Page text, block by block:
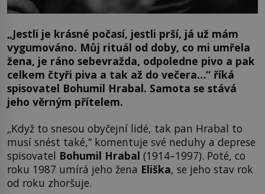
„Jestli je krásné počasí, jestli prší, já už mám
vygumováno. Můj rituál od doby, co mi umřela
žena, je ráno sebevražda, odpoledne pivo a pak
celkem čtyři piva a tak až do večera…“ říká
spisovatel Bohumil Hrabal. Samota se stává
jeho věrným přítelem.
„Když to snesou obyčejní lidé, tak pan Hrabal to
musí snést také,“ komentuje své neduhy a deprese
spisovatel Bohumil Hrabal (1914–1997). Poté, co
roku 1987 umírá jeho žena Eliška, se jeho stav rok
od roku zhoršuje.